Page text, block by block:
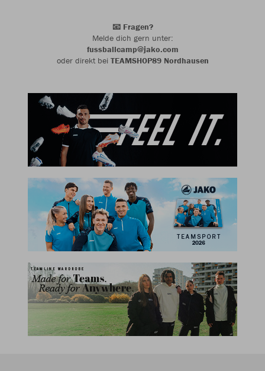
📧 Fragen?
Melde dich gern unter:
fussballcamp@jako.com
oder direkt bei TEAMSHOP89 Nordhausen